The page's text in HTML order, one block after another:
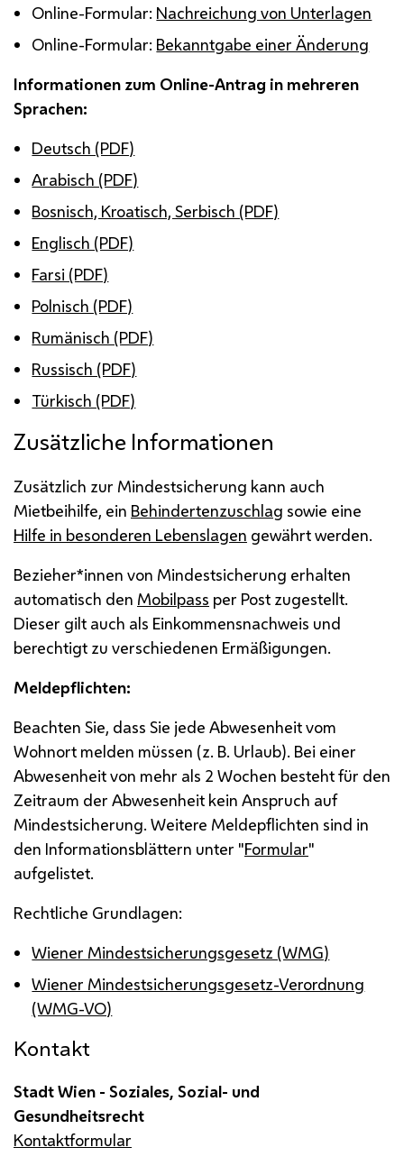
Online-Formular: Nachreichung von Unterlagen
Online-Formular: Bekanntgabe einer Änderung
Informationen zum Online-Antrag in mehreren
Sprachen:
Deutsch (PDF)
Arabisch (PDF)
Bosnisch, Kroatisch, Serbisch (PDF)
Englisch (PDF)
Farsi (PDF)
Polnisch (PDF)
Rumänisch (PDF)
Russisch (PDF)
Türkisch (PDF)
Zusätzliche Informationen
Zusätzlich zur Mindestsicherung kann auch
Mietbeihilfe, ein Behindertenzuschlag sowie eine
Hilfe in besonderen Lebenslagen gewährt werden.
Bezieher*innen von Mindestsicherung erhalten
automatisch den Mobilpass per Post zugestellt.
Dieser gilt auch als Einkommensnachweis und
berechtigt zu verschiedenen Ermäßigungen.
Meldepflichten:
Beachten Sie, dass Sie jede Abwesenheit vom
Wohnort melden müssen (z. B. Urlaub). Bei einer
Abwesenheit von mehr als 2 Wochen besteht für den
Zeitraum der Abwesenheit kein Anspruch auf
Mindestsicherung. Weitere Meldepflichten sind in
den Informationsblättern unter "Formular"
aufgelistet.
Rechtliche Grundlagen:
Wiener Mindestsicherungsgesetz (WMG)
Wiener Mindestsicherungsgesetz-Verordnung
(WMG-VO)
Kontakt
Stadt Wien - Soziales, Sozial- und
Gesundheitsrecht
Kontaktformular